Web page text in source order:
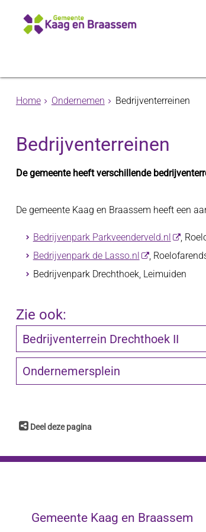
Home Ondernemen Bedrijventerreinen
Bedrijventerreinen
De gemeente heeft verschillende
De gemeente Kaag en Braassem heeft een
Bedrijvenpark Parkveenderveld.nl
,
Bedrijvenpark de Lasso.nl
,
Bedrijvenpark Drechthoek, Leimuiden
Zie ook:
Bedrijventerrein Drechthoek II
Ondernemersplein
Deel deze pagina
Gemeente Kaag en Braassem